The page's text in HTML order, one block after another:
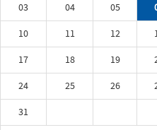
03
04 05
10
11 12
17
18 19
24
25 26
31